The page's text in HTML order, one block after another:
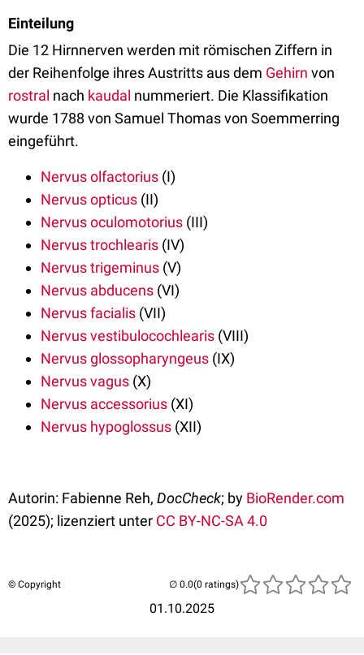
Einteilung
Die 12 Hirnnerven werden mit römischen Ziffern in
der Reihenfolge ihres Austritts aus dem Gehirn von
rostral nach kaudal nummeriert. Die Klassifikation
wurde 1788 von Samuel Thomas von Soemmerring
eingeführt.
Nervus olfactorius (I)
Nervus opticus (II)
Nervus oculomotorius (III)
Nervus trochlearis (IV)
Nervus trigeminus (V)
Nervus abducens (VI)
Nervus facialis (VII)
Nervus vestibulocochlearis (VIII)
Nervus glossopharyngeus (IX)
Nervus vagus (X)
Nervus accessorius (XI)
Nervus hypoglossus (XII)
Autorin: Fabienne Reh, DocCheck; by BioRender.com
(2025); lizenziert unter CC BY-NC-SA 4.0
© Copyright
01.10.2025
(0 ratings)